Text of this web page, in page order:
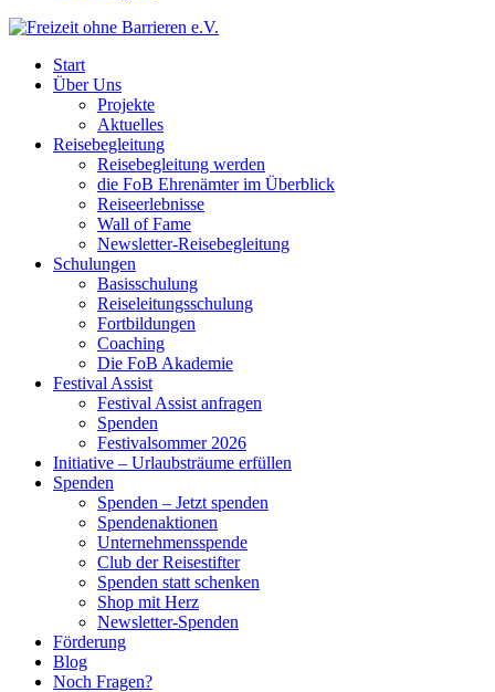
Start
Über Uns
Projekte
Aktuelles
Reisebegleitung
Reisebegleitung werden
die FoB Ehrenämter im Überblick
Reiseerlebnisse
Wall of Fame
Newsletter-Reisebegleitung
Schulungen
Basisschulung
Reiseleitungsschulung
Fortbildungen
Coaching
Die FoB Akademie
Festival Assist
Festival Assist anfragen
Spenden
Festivalsommer 2026
Initiative – Urlaubsträume erfüllen
Spenden
Spenden – Jetzt spenden
Spendenaktionen
Unternehmensspende
Club der Reisestifter
Spenden statt schenken
Shop mit Herz
Newsletter-Spenden
Förderung
Blog
Noch Fragen?